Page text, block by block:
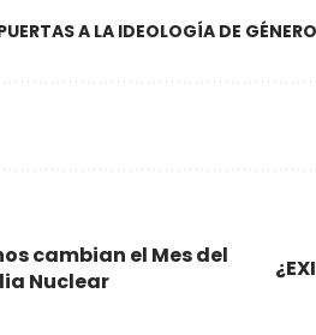
A LA IDEOLOGÍA DE GÉNERO
cambian el Mes del
Nuclear